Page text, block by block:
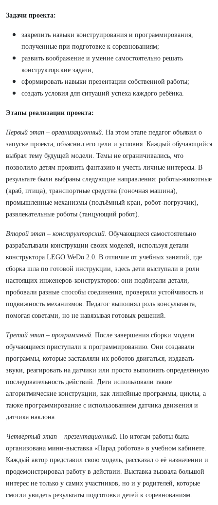
Задачи проекта:
закрепить навыки конструирования и программирования,
полученные при подготовке к соревнованиям;
развить воображение и умение самостоятельно решать
конструкторские задачи;
сформировать навыки презентации собственной работы;
создать условия для ситуаций успеха каждого ребёнка.
Этапы реализации проекта:
Первый этап – организационный. На этом этапе педагог объявил о
запуске проекта, объяснил его цели и условия. Каждый обучающийся
выбрал тему будущей модели. Темы не ограничивались, что
позволило детям проявить фантазию и учесть личные интересы. В
результате были выбраны следующие направления: роботы-животные
(краб, птица), транспортные средства (гоночная машина),
промышленные механизмы (подъёмный кран, робот-погрузчик),
развлекательные роботы (танцующий робот).
Второй этап – конструкторский. Обучающиеся самостоятельно
разрабатывали конструкции своих моделей, используя детали
конструктора LEGO WeDo 2.0. В отличие от учебных занятий, где
сборка шла по готовой инструкции, здесь дети выступали в роли
настоящих инженеров-конструкторов: они подбирали детали,
пробовали разные способы соединения, проверяли устойчивость и
подвижность механизмов. Педагог выполнял роль консультанта,
помогая советами, но не навязывая готовых решений.
Третий этап – программный. После завершения сборки модели
обучающиеся приступали к программированию. Они создавали
программы, которые заставляли их роботов двигаться, издавать
звуки, реагировать на датчики или просто выполнять определённую
последовательность действий. Дети использовали такие
алгоритмические конструкции, как линейные программы, циклы, а
также программирование с использованием датчика движения и
датчика наклона.
Четвёртый этап – презентационный. По итогам работы была
организована мини-выставка «Парад роботов» в учебном кабинете.
Каждый автор представил свою модель, рассказал о её назначении и
продемонстрировал работу в действии. Выставка вызвала большой
интерес не только у самих участников, но и у родителей, которые
смогли увидеть результаты подготовки детей к соревнованиям.